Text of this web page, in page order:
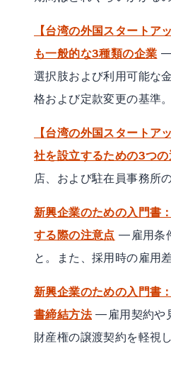
【台湾の外国スタートア
も一般的な3種類の企業 —
選択肢および利用可能な
格および定款変更の基準。
【台湾の外国スタートア
社を設立するための3つ
店、および駐在員事務所の
新興企業のための入門書
する際の注意点 —雇用条
と。また、採用時の雇用
新興企業のための入門書
書締結方法—雇用契約や
財産権の譲渡契約を軽視